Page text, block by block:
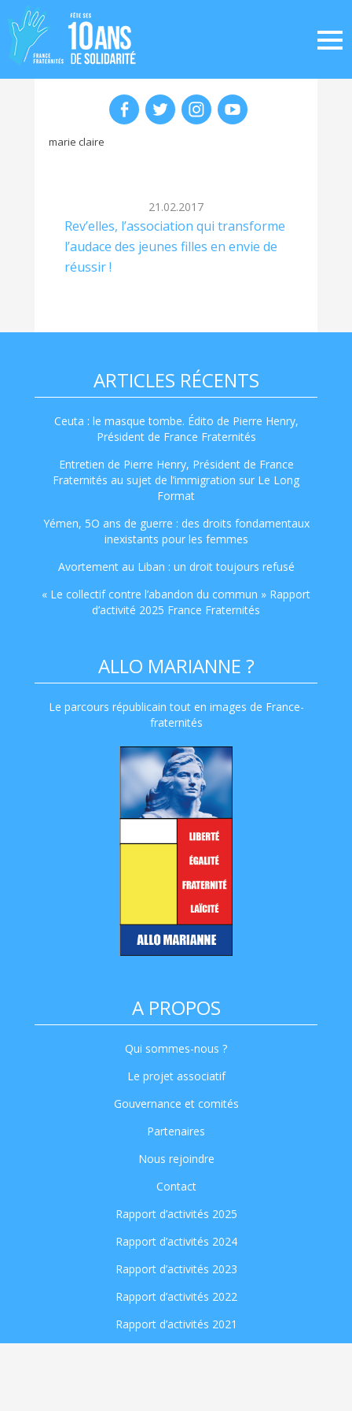
marie claire
21.02.2017
Rev’elles, l’association qui transforme
l’audace des jeunes filles en envie de
réussir !
ARTICLES RÉCENTS
Ceuta : le masque tombe. Édito de Pierre Henry,
Président de France Fraternités
Entretien de Pierre Henry, Président de France
Fraternités au sujet de l’immigration sur Le Long
Format
Yémen, 5O ans de guerre : des droits fondamentaux
inexistants pour les femmes
Avortement au Liban : un droit toujours refusé
« Le collectif contre l’abandon du commun » Rapport
d’activité 2025 France Fraternités
ALLO MARIANNE ?
Le parcours républicain tout en images de France-
fraternités
A PROPOS
Qui sommes-nous ?
Le projet associatif
Gouvernance et comités
Partenaires
Nous rejoindre
Contact
Rapport d’activités 2025
Rapport d’activités 2024
Rapport d’activités 2023
Rapport d’activités 2022
Rapport d’activités 2021